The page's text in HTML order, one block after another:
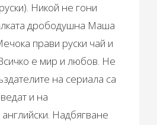
Никой не гони
дрободушна Маша
прави руски чай и
е мир и любов. Не
на сериала са
и на
английски. Надбягване